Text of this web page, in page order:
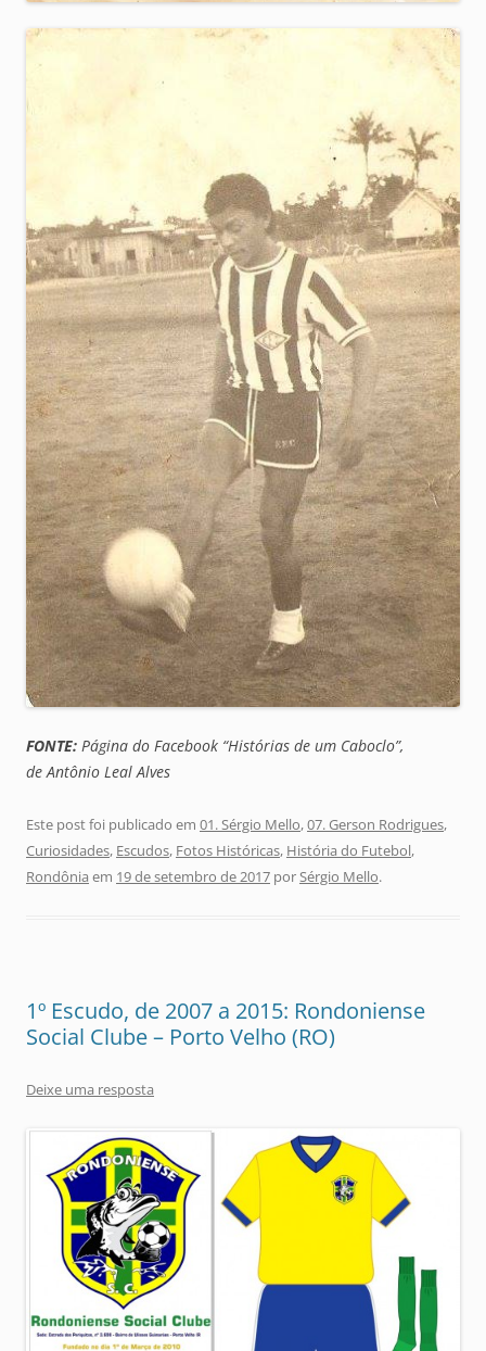
FONTE: Página do Facebook “Histórias de um Caboclo”,
de Antônio Leal Alves
Este post foi publicado em 01. Sérgio Mello,07. Gerson Rodrigues,
Curiosidades, Escudos, Fotos Históricas, História do Futebol,
Rondônia em 19 de setembro de 2017 porSérgio Mello.
1º Escudo, de 2007 a 2015: Rondoniense
Social Clube – Porto Velho (RO)
Deixe uma resposta